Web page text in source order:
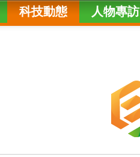
科技動態 人物專訪